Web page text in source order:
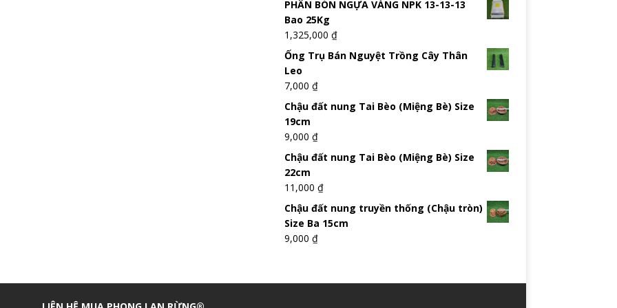
PHÂN BÓN NGỰA VÀNG NPK 13-13-13
Bao 25Kg
1,325,000 ₫
Ống Trụ Bán Nguyệt Trồng Cây Thân
Leo
7,000 ₫
Chậu đất nung Tai Bèo (Miệng Bè) Size
19cm
9,000 ₫
Chậu đất nung Tai Bèo (Miệng Bè) Size
22cm
11,000 ₫
Chậu đất nung truyền thống (Chậu tròn)
Size Ba 15cm
9,000 ₫